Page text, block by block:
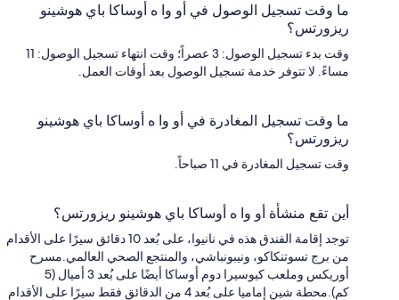
ما وقت تسجيل الوصول في أو وا ه أوساكا باي هوشينو
ريزورتس؟
وقت بدء تسجيل الوصول: 3 عصراً؛ وقت انتهاء تسجيل الوصول: 11
مساءً. لا تتوفر خدمة تسجيل الوصول بعد أوقات العمل.
ما وقت تسجيل المغادرة في أو وا ه أوساكا باي هوشينو
ريزورتس؟
وقت تسجيل المغادرة في 11 صباحاً.
أين تقع منشأة أو وا ه أوساكا باي هوشينو ريزورتس؟
توجد إقامة الفندق هذه في نانيوا، على بُعد 10 دقائق سيرًا على الأقدام
من برج تسوتنكاكو، ونيبونباشي، والمنتجع الصحي العالمي.مسرح
أوريكس وملعب كيوسيرا دوم أوساكا أيضًا على بُعد 3 أميال (5
كم).محطة شين إماميا على بُعد 4 من الدقائق فقط سيرًا على الأقدام